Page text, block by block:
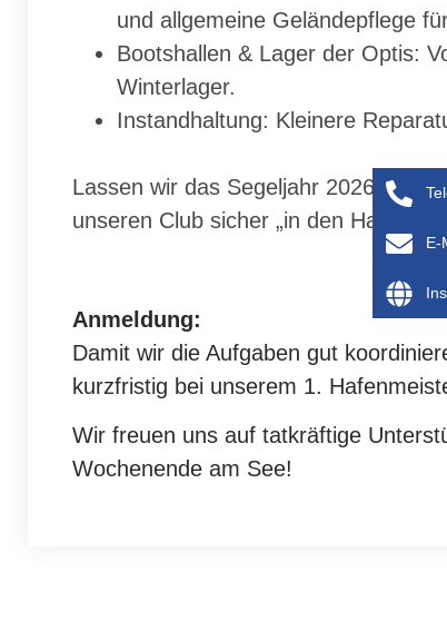
und allgemeine Geländepflege
Bootshallen & Lager der Optis:
Winterlager.
Instandhaltung: Kleinere
Lassen wir das Segeljahr 2026
unseren Club sicher „in den Hafen“
Anmeldung:
Damit wir die Aufgaben gut
kurzfristig bei unserem 1.
Wir freuen uns auf tatkräftige
Wochenende am See!
E-